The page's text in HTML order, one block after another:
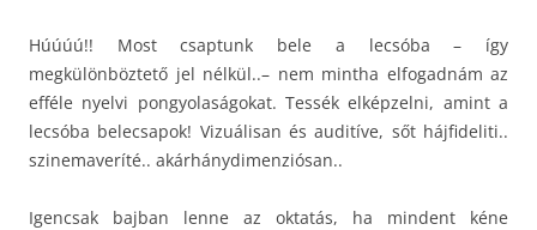
Húúúú!! Most csaptunk bele a lecsóba – így
megkülönböztető jel nélkül..– nem mintha elfogadnám az
efféle nyelvi pongyolaságokat. Tessék elképzelni, amint a
lecsóba belecsapok! Vizuálisan és auditíve, sőt hájfideliti..
szinemaveríté.. akárhánydimenziósan..
Igencsak bajban lenne az oktatás, ha mindent kéne